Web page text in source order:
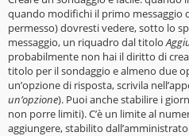
quando modifichi il primo messaggio
permesso) dovresti vedere, sotto lo
messaggio, un riquadro dal titolo
probabilmente non hai il diritto di
titolo per il sondaggio e almeno due
un’opzione di risposta, scrivila
un’opzione). Puoi anche stabilire i
non porre limiti). C’è un limite al
aggiungere, stabilito